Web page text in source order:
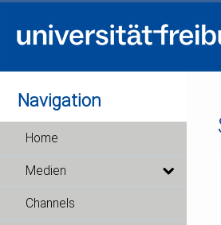
Navigation
Home
Medien
Channels